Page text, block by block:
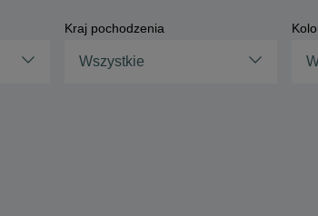
Kraj pochodzenia
Wszystkie